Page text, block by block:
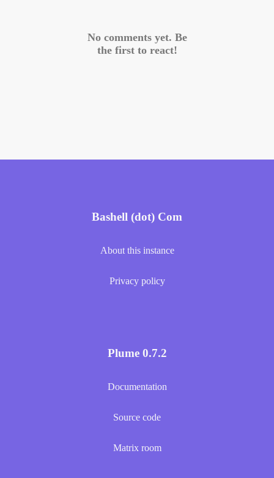
No comments yet. Be
the first to react!
Bashell (dot) Com
About this instance
Privacy policy
Plume 0.7.2
Documentation
Source code
Matrix room